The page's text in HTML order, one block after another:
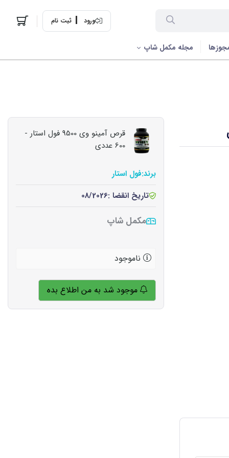
ورود ثبت نام
مجله مکمل شاپ
قرص آمینو وی 9500 فول استار -
600 عددی
برند:فول استار
تاریخ انقضا :08/2026
مکمل شاپ
ناموجود
موجود شد به من اطلاع بده